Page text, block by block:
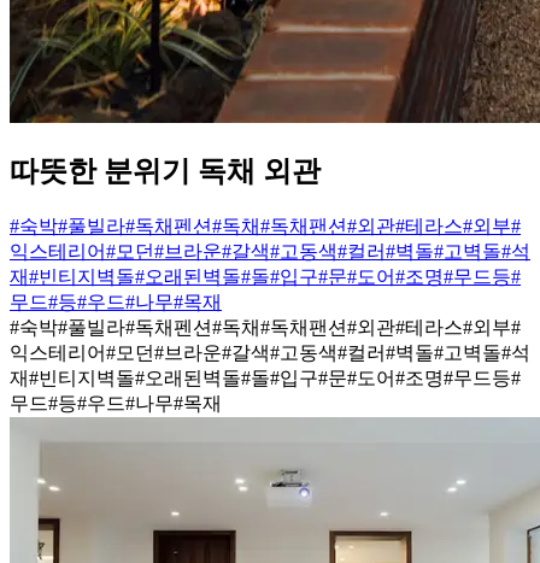
따뜻한 분위기 독채 외관
#숙박#풀빌라#독채펜션#독채#독채팬션#외관#테라스#외부#
익스테리어#모던#브라운#갈색#고동색#컬러#벽돌#고벽돌#석
재#빈티지벽돌#오래된벽돌#돌#입구#문#도어#조명#무드등#
무드#등#우드#나무#목재
#숙박#풀빌라#독채펜션#독채#독채팬션#외관#테라스#외부#
익스테리어#모던#브라운#갈색#고동색#컬러#벽돌#고벽돌#석
재#빈티지벽돌#오래된벽돌#돌#입구#문#도어#조명#무드등#
무드#등#우드#나무#목재